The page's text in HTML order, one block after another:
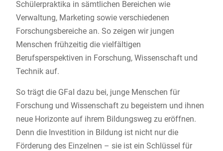
Schülerpraktika in sämtlichen Bereichen wie
Verwaltung, Marketing sowie verschiedenen
Forschungsbereiche an. So zeigen wir jungen
Menschen frühzeitig die vielfältigen
Berufsperspektiven in Forschung, Wissenschaft und
Technik auf.
So trägt die GFaI dazu bei, junge Menschen für
Forschung und Wissenschaft zu begeistern und ihnen
neue Horizonte auf ihrem Bildungsweg zu eröffnen.
Denn die Investition in Bildung ist nicht nur die
Förderung des Einzelnen – sie ist ein Schlüssel für